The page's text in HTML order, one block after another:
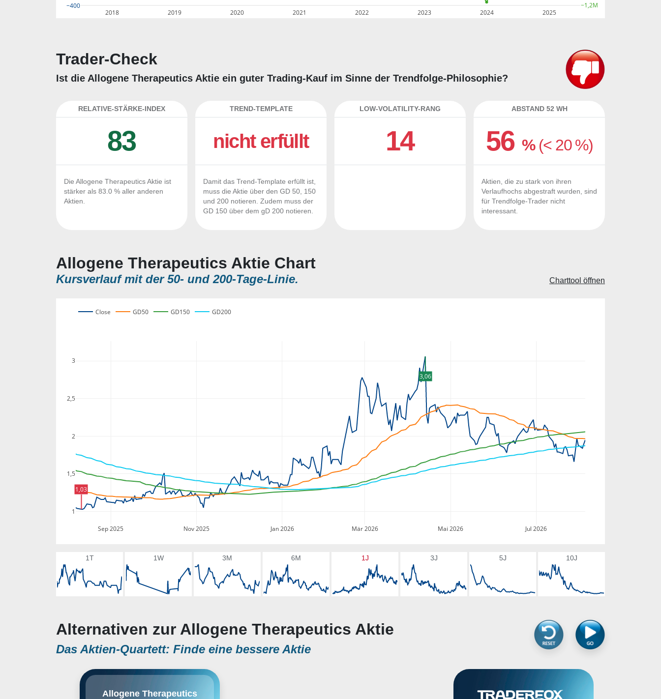
2018 2019 2020 2021 2022 2023 2024 2025
−400 −1,2M
Trader-Check
Ist die Allogene Therapeutics Aktie ein guter Trading-Kauf im Sinne der Trendfolge-Philosophie?
RELATIVE-STÄRKE-INDEX
83
Die Allogene Therapeutics Aktie ist
stärker als 83.0 % aller anderen
Aktien.
TREND-TEMPLATE
nicht erfüllt
Damit das Trend-Template erfüllt ist,
muss die Aktie über den GD 50, 150
und 200 notieren. Zudem muss der
GD 150 über dem gD 200 notieren.
LOW-VOLATILITY-RANG
14
ABSTAND 52 WH
56% (< 20 %)
Aktien, die zu stark von ihren
Verlaufhochs abgestraft wurden, sind
für Trendfolge-Trader nicht
interessant.
Allogene Therapeutics Aktie Chart
Kursverlauf mit der 50- und 200-Tage-Linie. Charttool öffnen
Sep 2025 Nov 2025 Jan 2026 Mär 2026 Mai 2026 Jul 2026
1
1,5
2
2,5
3
Close GD50 GD150 GD200
3,06
1,03
1T 1W 3M 6M 1J 3J 5J 10J
Alternativen zur Allogene Therapeutics Aktie
Das Aktien-Quartett: Finde eine bessere Aktie
Allogene Therapeutics
operates as a clinical stage